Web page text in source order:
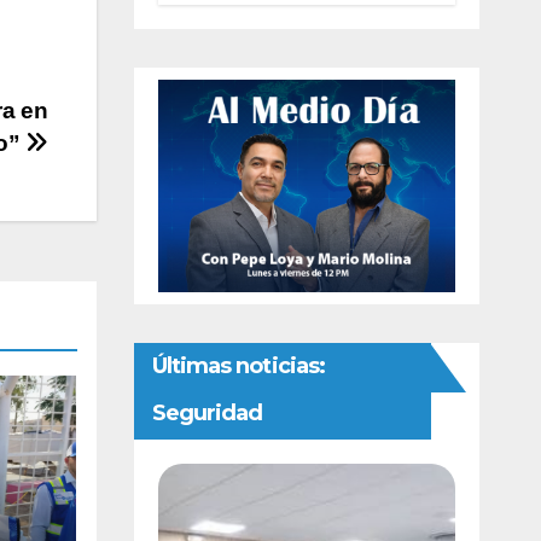
en
Barrenador
Últimas noticias:
Seguridad